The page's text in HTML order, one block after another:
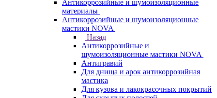
Антикоррозийные и шумоизоляционные
материалы
Антикоррозийные и шумоизоляционные
мастики NOVA
Назад
Антикоррозийные и
шумоизоляционные мастики NOVA
Антигравий
Для днища и арок антикоррозийная
мастика
Для кузова и лакокрасочных покрытий